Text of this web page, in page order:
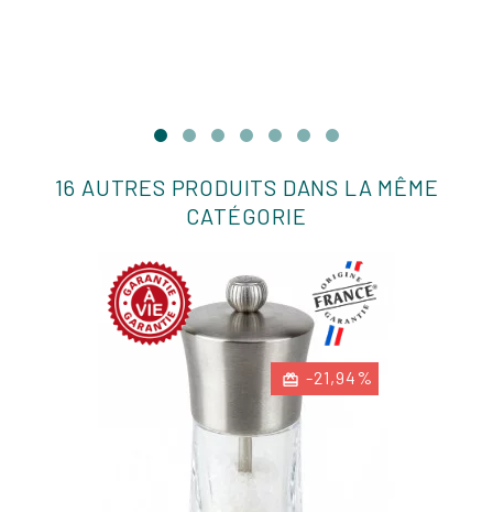
16 AUTRES PRODUITS DANS LA MÊME
CATÉGORIE
-21,94%